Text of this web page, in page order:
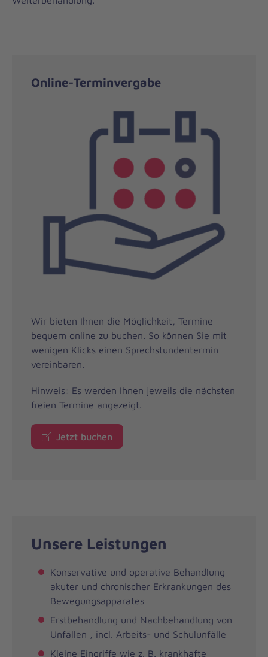
Online-Terminvergabe
Wir bieten Ihnen die Möglichkeit, Termine
bequem online zu buchen. So können Sie mit
wenigen Klicks einen Sprechstundentermin
vereinbaren.
Hinweis: Es werden Ihnen jeweils die nächsten
freien Termine angezeigt.
Jetzt buchen
Unsere Leistungen
Konservative und operative Behandlung
akuter und chronischer Erkrankungen des
Bewegungsapparates
Erstbehandlung und Nachbehandlung von
Unfällen , incl. Arbeits- und Schulunfälle
Kleine Eingriffe wie z. B. krankhafte